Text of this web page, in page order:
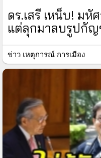
ดร.เสรี เหน็บ! มหั
แต่ลุกมาลบรูปกัญ
ข่าว เหตุการณ์ การเมือง